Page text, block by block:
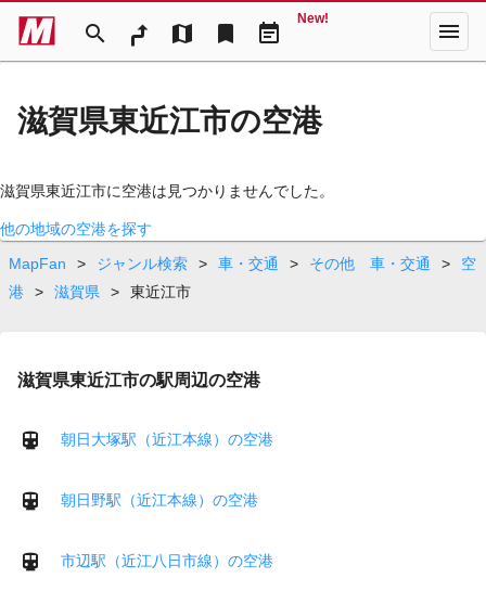
search map bookmark event_note
New! menu
滋賀県東近江市の空港
滋賀県東近江市に空港は見つかりませんでした。
他の地域の空港を探す
MapFan
> ジャンル検索 > 車・交通 > その他 車・交通 >
空
港
> 滋賀県 > 東近江市
滋賀県東近江市の駅周辺の空港
朝日大塚駅（近江本線）の空港
朝日野駅（近江本線）の空港
市辺駅（近江八日市線）の空港